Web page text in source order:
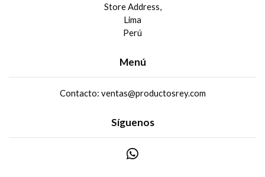
Store Address,
Lima
Perú
Menú
Contacto: ventas@productosrey.com
Síguenos